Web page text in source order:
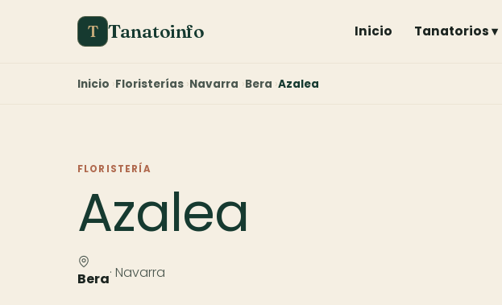
T Tanatoinfo Inicio Tanatorios ▾
Inicio Floristerías Navarra Bera Azalea
FLORISTERÍA
Azalea
Bera· Navarra